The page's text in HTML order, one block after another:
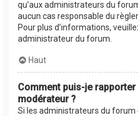
qu’aux administrateurs du
aucun cas responsable du
Pour plus d’informations,
administrateur du forum.
Haut
Comment puis-je
modérateur ?
Si les administrateurs du forum